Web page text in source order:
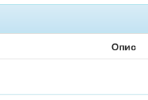
Опис